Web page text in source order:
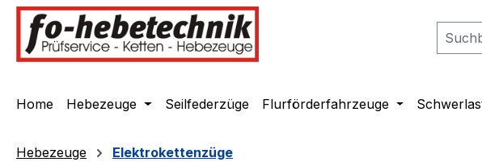
Zur Hauptnavigation springen
Home Hebezeuge Seilfederzüge Flurförderfahrzeuge
Hebezeuge Elektrokettenzüge